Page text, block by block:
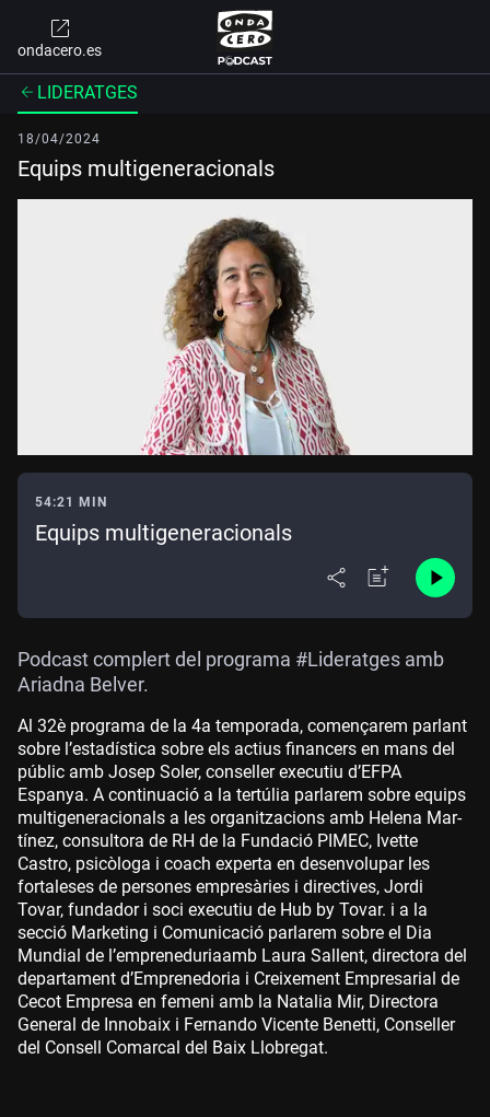
ondacero.es
LIDERATGES
18/04/2024
Equips multigeneracionals
54:21 MIN
Equips multigeneracionals
Podcast complert del programa #Lideratges amb
Ariadna Belver.
Al 32è programa de la 4a temporada, començarem parlant
sobre l’estadística sobre els actius financers en mans del
públic amb Josep Soler, conseller executiu d’EFPA
Espanya. A continuació a la tertúlia parlarem sobre equips
multigeneracionals a les organitzacions amb Helena Mar-
tínez, consultora de RH de la Fundació PIMEC, Ivette
Castro, psicòloga i coach experta en desenvolupar les
fortaleses de persones empresàries i directives, Jordi
Tovar, fundador i soci executiu de Hub by Tovar. i a la
secció Marketing i Comunicació parlarem sobre el Dia
Mundial de l’empreneduriaamb Laura Sallent, directora del
departament d’Emprenedoria i Creixement Empresarial de
Cecot Empresa en femeni amb la Natalia Mir, Directora
General de Innobaix i Fernando Vicente Benetti, Conseller
del Consell Comarcal del Baix Llobregat.